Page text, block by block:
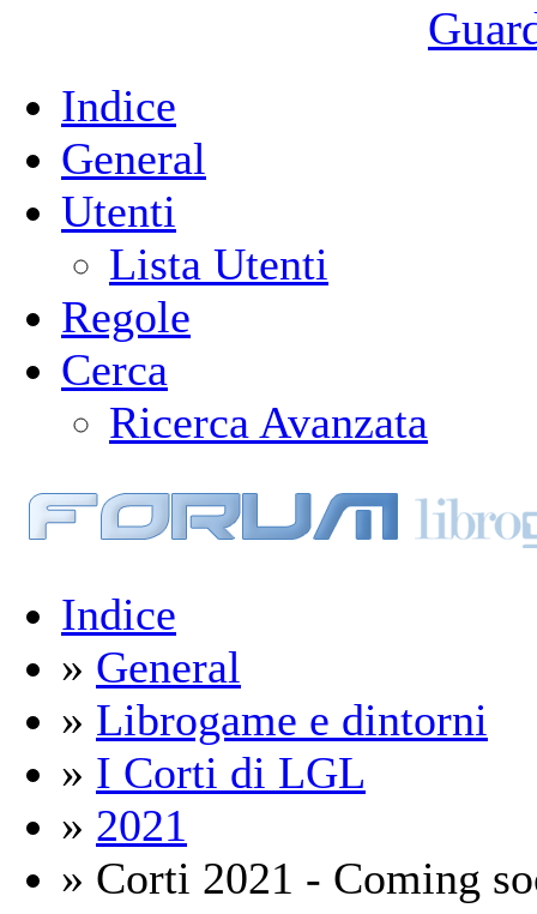
Indice
General
Utenti
Lista Utenti
Regole
Cerca
Ricerca Avanzata
Indice
» General
» Librogame e dintorni
» I Corti di LGL
» 2021
» Corti 2021 - Coming